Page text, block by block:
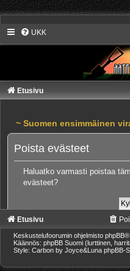
UKK
Etusivu
~ Suomen ensimmäinen
Poista evästeet
Haluatko varmasti poistaa
evästeet?
Etusivu
Keskustelufoorumin ohjelmisto phpBB®
Käännös: phpBB Suomi (lurttinen,
Style: Carbon by Joyce&Luna phpBB-